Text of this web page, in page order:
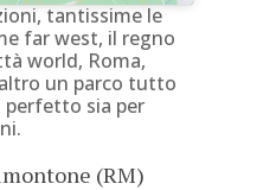
tantissime le
far west, il regno
world, Roma,
un parco tutto
perfetto sia per
(RM)